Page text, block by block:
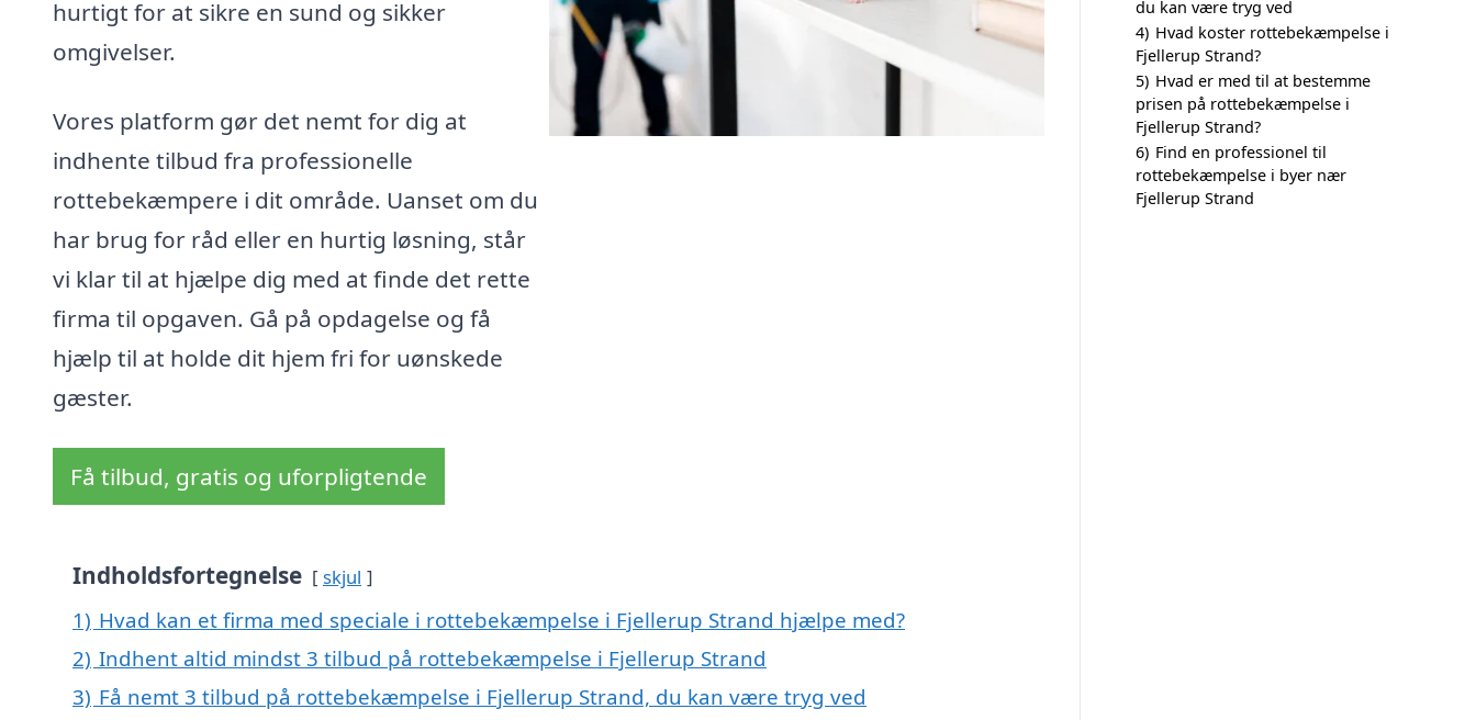
hurtigt for at sikre en sund og sikker
omgivelser.
Vores platform gør det nemt for dig at
indhente tilbud fra professionelle
rottebekæmpere i dit område. Uanset om du
har brug for råd eller en hurtig løsning, står
vi klar til at hjælpe dig med at finde det rette
firma til opgaven. Gå på opdagelse og få
hjælp til at holde dit hjem fri for uønskede
gæster.
Få tilbud, gratis og uforpligtende
Indholdsfortegnelse skjul
1) Hvad kan et firma med speciale i rottebekæmpelse i Fjellerup Strand hjælpe med?
2) Indhent altid mindst 3 tilbud på rottebekæmpelse i Fjellerup Strand
3) Få nemt 3 tilbud på rottebekæmpelse i Fjellerup Strand, du kan være tryg ved
du kan være tryg ved
4) Hvad koster rottebekæmpelse i
Fjellerup Strand?
5) Hvad er med til at bestemme
prisen på rottebekæmpelse i
Fjellerup Strand?
6) Find en professionel til
rottebekæmpelse i byer nær
Fjellerup Strand